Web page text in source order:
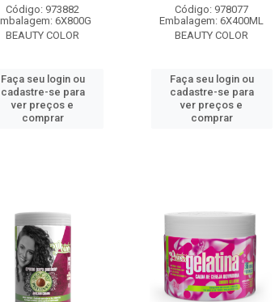
Código: 973882
6X800G
BEAUTY COLOR
Faça seu login ou
cadastre-se para
ver preços e
comprar
Código: 978077
Embalagem: 6X400ML
BEAUTY COLOR
Faça seu login ou
cadastre-se para
ver preços e
comprar